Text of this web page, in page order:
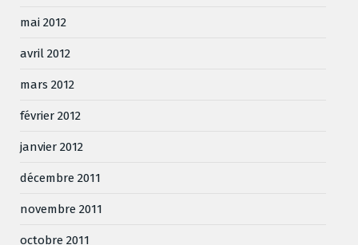
mai 2012
avril 2012
mars 2012
février 2012
janvier 2012
décembre 2011
novembre 2011
octobre 2011